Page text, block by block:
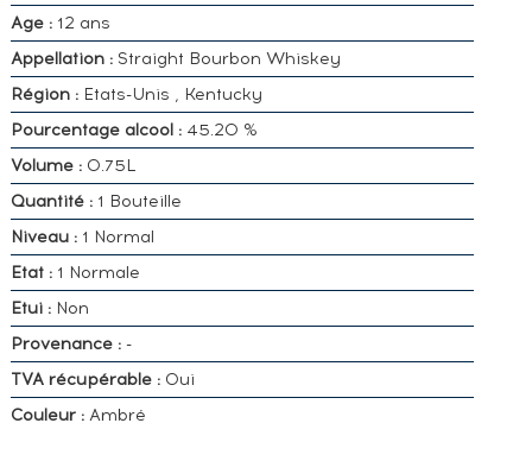
Age :12 ans
Appellation :Straight Bourbon Whiskey
Région : Etats-Unis , Kentucky
Pourcentage alcool :45.20 %
Volume : 0.75L
Quantité :1 Bouteille
Niveau :1 Normal
Etat :1 Normale
Etui :Non
Provenance :-
TVA récupérable :Oui
Couleur :Ambré